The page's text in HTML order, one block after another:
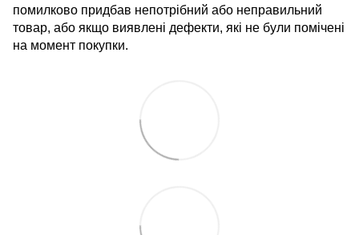
помилково придбав непотрібний або неправильний
товар, або якщо виявлені дефекти, які не були помічені
на момент покупки.